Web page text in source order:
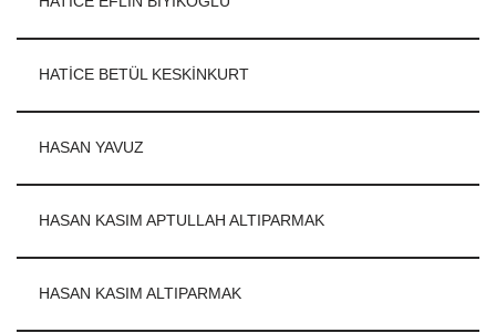
HATİCE BETÜL KESKİNKURT
HASAN YAVUZ
HASAN KASIM APTULLAH ALTIPARMAK
HASAN KASIM ALTIPARMAK